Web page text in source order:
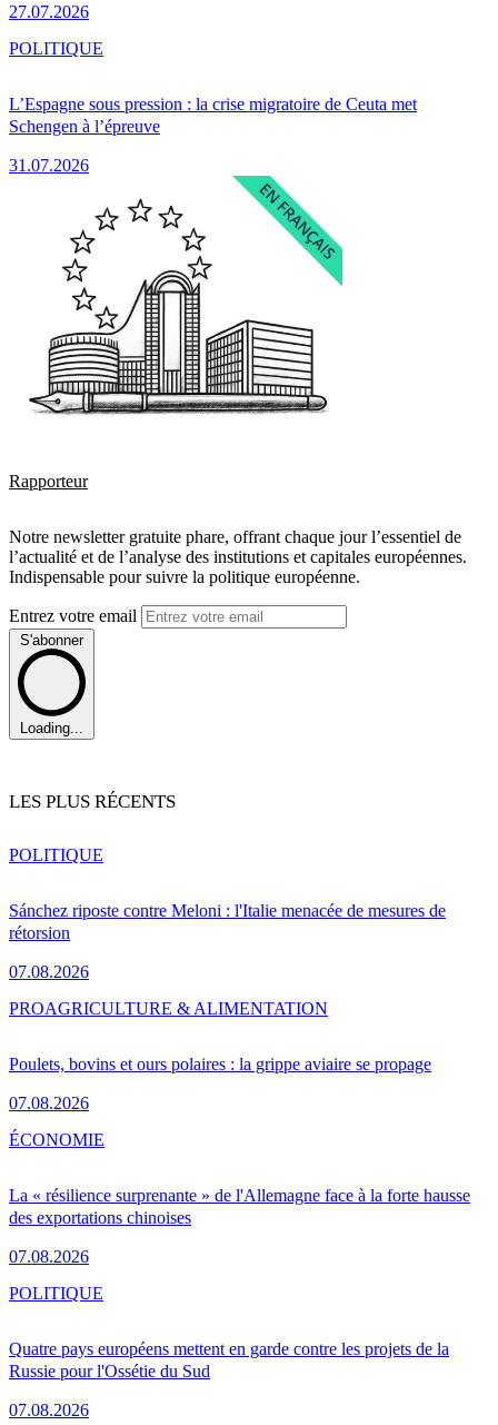
27.07.2026
L’Espagne sous pression : la crise migratoire de Ceuta met
Schengen à l’épreuve
31.07.2026
POLITIQUE
Rapporteur
Notre newsletter gratuite phare, offrant chaque jour l’essentiel de
l’actualité et de l’analyse des institutions et capitales européennes.
Indispensable pour suivre la politique européenne.
Entrez votre email
S'abonner
Loading...
LES PLUS RÉCENTS
Sánchez riposte contre Meloni : l'Italie menacée de mesures de
rétorsion
07.08.2026
POLITIQUE
Poulets, bovins et ours polaires : la grippe aviaire se propage
07.08.2026
PROAGRICULTURE & ALIMENTATION
La « résilience surprenante » de l'Allemagne face à la forte hausse
des exportations chinoises
07.08.2026
ÉCONOMIE
Quatre pays européens mettent en garde contre les projets de la
Russie pour l'Ossétie du Sud
07.08.2026
POLITIQUE